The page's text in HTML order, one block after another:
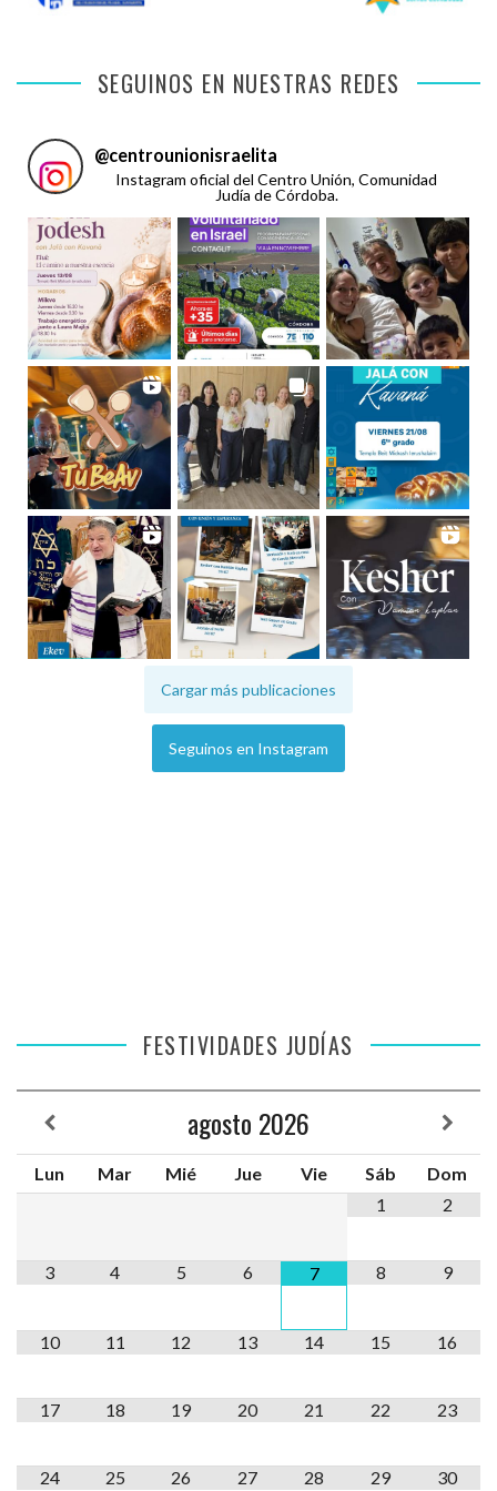
SEGUINOS EN NUESTRAS REDES
@centrounionisraelita
Instagram oficial del Centro Unión, Comunidad
Judía de Córdoba.
Cargar más publicaciones
Seguinos en Instagram
FESTIVIDADES JUDÍAS
agosto 2026
Lun Mar Mié Jue Vie Sáb
Dom
1
2
3 4 5 6 7 8 9
10 11 12 13 14 15 16
17 18 19 20 21 22 23
24 25 26 27 28 29 30